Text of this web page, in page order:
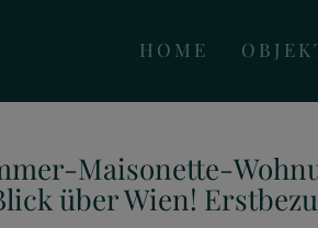
HOME
Maisonette-
über Wien!